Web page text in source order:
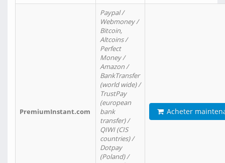
PremiumInstant.com
Paypal /
Webmoney /
Bitcoin,
Altcoins /
Perfect
Money /
Amazon /
BankTransfer
(world wide) /
TrustPay
(european
bank
transfer) /
QIWI (CIS
countries) /
Dotpay
(Poland) /
Acheter